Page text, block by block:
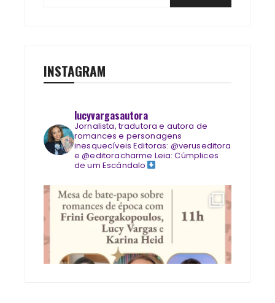
INSTAGRAM
lucyvargasautora
Jornalista, tradutora e autora de
romances e personagens
inesquecíveis Editoras: @veruseditora
e @editoracharme Leia: Cúmplices
de um Escândalo